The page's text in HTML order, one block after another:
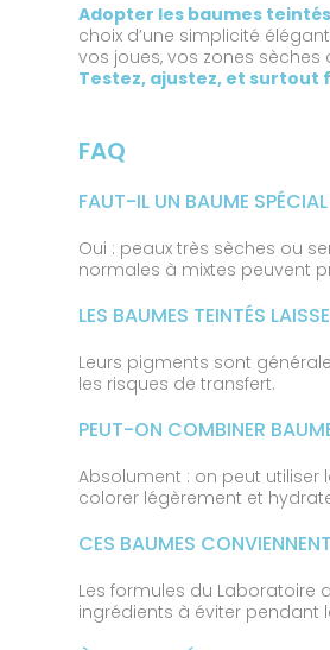
Adopter les baumes
choix d’une simplicité
vos joues, vos zones
Testez, ajustez, et surtout
FAQ
FAUT-IL UN BAUME SPÉCIAL
Oui : peaux très sèches ou
normales à mixtes peuvent
LES BAUMES TEINTÉS
Leurs pigments sont
les risques de transfert.
PEUT-ON COMBINER
Absolument : on peut
colorer légèrement et
CES BAUMES
Les formules du Laboratoire
ingrédients à éviter pendant